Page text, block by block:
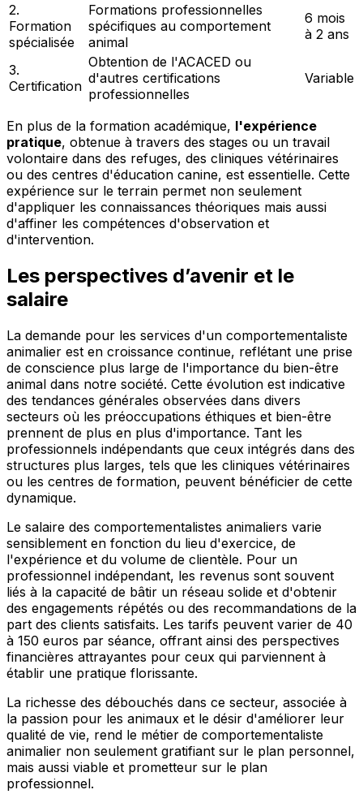
2.
Formation
spécialisée
Formations professionnelles
spécifiques au comportement
animal
6 mois
à 2 ans
3.
Certification
Obtention de l'ACACED ou
d'autres certifications
professionnelles
Variable
En plus de la formation académique, l'expérience
pratique, obtenue à travers des stages ou un travail
volontaire dans des refuges, des cliniques vétérinaires
ou des centres d'éducation canine, est essentielle. Cette
expérience sur le terrain permet non seulement
d'appliquer les connaissances théoriques mais aussi
d'affiner les compétences d'observation et
d'intervention.
Les perspectives d’avenir et le
salaire
La demande pour les services d'un comportementaliste
animalier est en croissance continue, reflétant une prise
de conscience plus large de l'importance du bien-être
animal dans notre société. Cette évolution est indicative
des tendances générales observées dans divers
secteurs où les préoccupations éthiques et bien-être
prennent de plus en plus d'importance. Tant les
professionnels indépendants que ceux intégrés dans des
structures plus larges, tels que les cliniques vétérinaires
ou les centres de formation, peuvent bénéficier de cette
dynamique.
Le salaire des comportementalistes animaliers varie
sensiblement en fonction du lieu d'exercice, de
l'expérience et du volume de clientèle. Pour un
professionnel indépendant, les revenus sont souvent
liés à la capacité de bâtir un réseau solide et d'obtenir
des engagements répétés ou des recommandations de la
part des clients satisfaits. Les tarifs peuvent varier de 40
à 150 euros par séance, offrant ainsi des perspectives
financières attrayantes pour ceux qui parviennent à
établir une pratique florissante.
La richesse des débouchés dans ce secteur, associée à
la passion pour les animaux et le désir d'améliorer leur
qualité de vie, rend le métier de comportementaliste
animalier non seulement gratifiant sur le plan personnel,
mais aussi viable et prometteur sur le plan
professionnel.